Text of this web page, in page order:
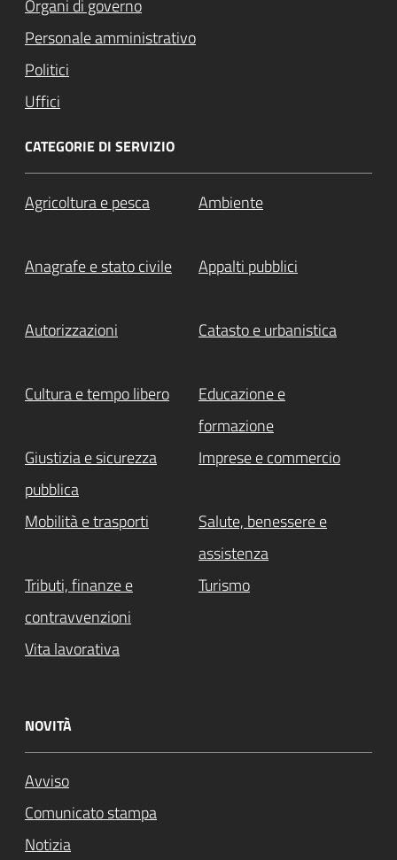
Organi di governo
Personale amministrativo
Politici
Uffici
CATEGORIE DI SERVIZIO
Agricoltura e pesca Ambiente
Anagrafe e stato civile Appalti pubblici
Autorizzazioni Catasto e urbanistica
Cultura e tempo libero
Educazione e
formazione
Giustizia e sicurezza
pubblica
Imprese e commercio
Mobilità e trasporti
Salute, benessere e
assistenza
Tributi, finanze e
contravvenzioni
Turismo
Vita lavorativa
NOVITÀ
Avviso
Comunicato stampa
Notizia